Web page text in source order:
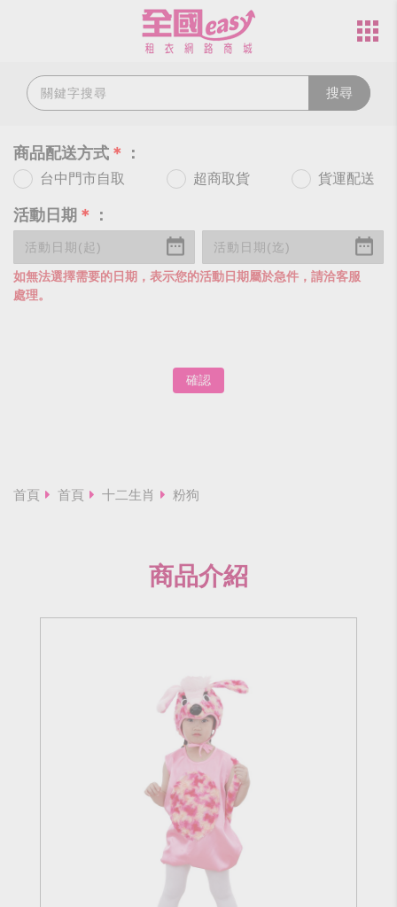
搜尋
商品配送方式 ＊ ：
台中門市自取 超商取貨 貨運配送
活動日期 ＊ ：
如無法選擇需要的日期，表示您的活動日期屬於急件，請洽客服
處理。
確認
首頁 首頁 十二生肖 粉狗
商品介紹